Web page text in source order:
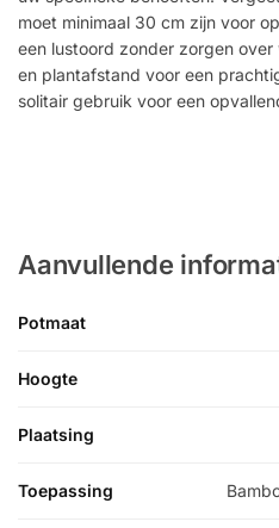
moet minimaal 30 cm zijn voor
een lustoord zonder zorgen
en plantafstand voor een
solitair gebruik voor een
Aanvullende
Potmaat
Hoogte
Plaatsing
Toepassing